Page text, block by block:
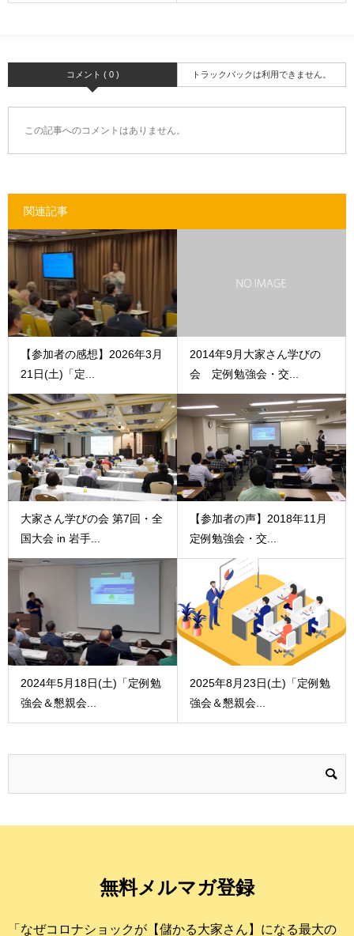
コメント ( 0 ) トラックバックは利用できません。
この記事へのコメントはありません。
関連記事
【参加者の感想】2026年3月
21日(土)「定...
2014年9月大家さん学びの
会 定例勉強会・交...
大家さん学びの会 第7回・全
国大会 in 岩手...
【参加者の声】2018年11月
定例勉強会・交...
2024年5月18日(土)「定例勉
強会＆懇親会...
2025年8月23日(土)「定例勉
強会＆懇親会...
無料メルマガ登録
「なぜコロナショックが【儲かる大家さん】になる最大の